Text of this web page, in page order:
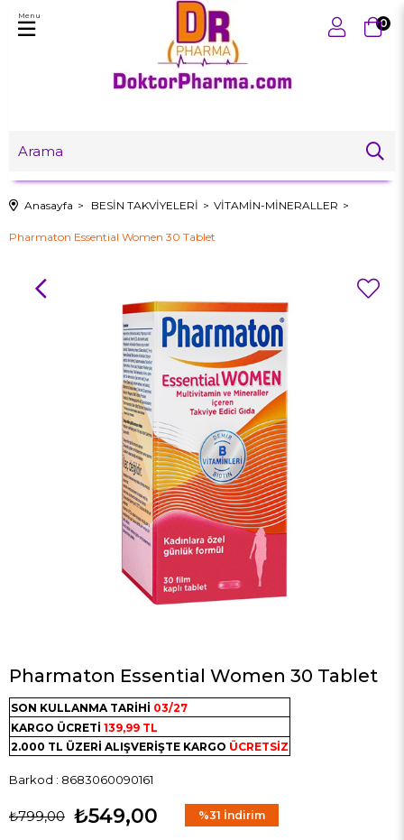
0
Menu
Anasayfa BESİN TAKVİYELERİ VİTAMİN-MİNERALLER
Pharmaton Essential Women 30 Tablet
Pharmaton Essential Women 30 Tablet
SON KULLANMA TARİHİ 03/27
KARGO ÜCRETİ 139,99 TL
2.000 TL ÜZERİ ALIŞVERİŞTE KARGO ÜCRETSİZ
Barkod : 8683060090161
₺799,00 ₺549,00 %31 İndirim